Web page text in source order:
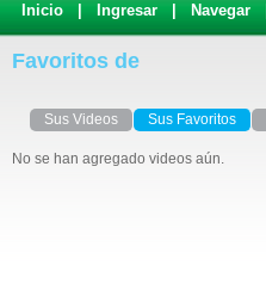
Inicio Ingresar Navegar
Favoritos de
Sus Videos Sus Favoritos
No se han agregado videos aún.